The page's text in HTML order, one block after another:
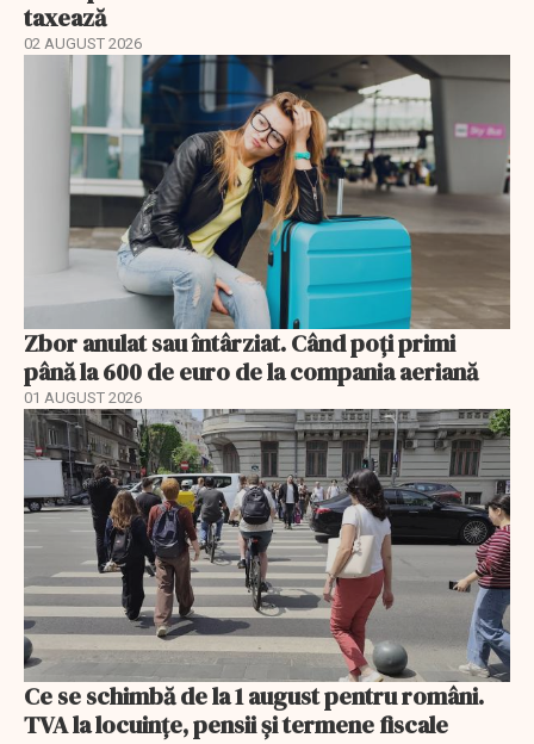
taxează
02 AUGUST 2026
Zbor anulat sau întârziat. Când poți primi
până la 600 de euro de la compania aeriană
01 AUGUST 2026
Ce se schimbă de la 1 august pentru români.
TVA la locuințe, pensii și termene fiscale